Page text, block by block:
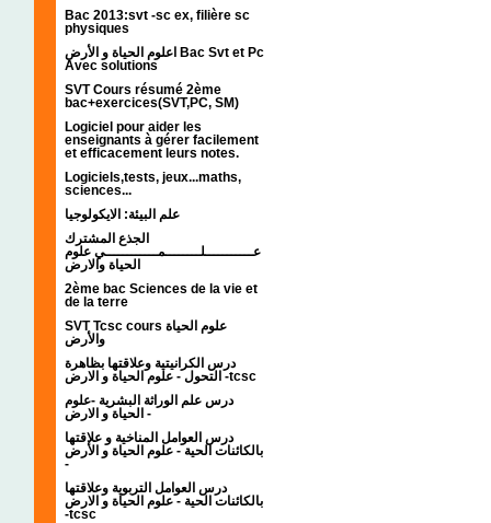
Bac 2013:svt -sc ex, filière sc
physiques
اعلوم الحياة و الأرض Bac Svt et Pc
Avec solutions
SVT Cours résumé 2ème
bac+exercices(SVT,PC, SM)
Logiciel pour aider les
enseignants à gérer facilement
et efficacement leurs notes.
Logiciels,tests, jeux...maths,
sciences...
علم البيئة: الايكولوجيا
الجذع المشترك
عـــــــــــلــــــــمــــــــــــي علوم
الحياة والارض
2ème bac Sciences de la vie et
de la terre
SVT Tcsc cours علوم الحياة
والأرض
درس الكرانيتية وعلاقتها بظاهرة
التحول - علوم الحياة و الارض -tcsc
درس علم الوراثة البشرية -علوم
الحياة و الارض -
درس العوامل المناخية و علاقتها
بالكائنات الحية - علوم الحياة و الأرض
-
درس العوامل التربوية وعلاقتها
بالكائنات الحية - علوم الحياة و الارض
-tcsc